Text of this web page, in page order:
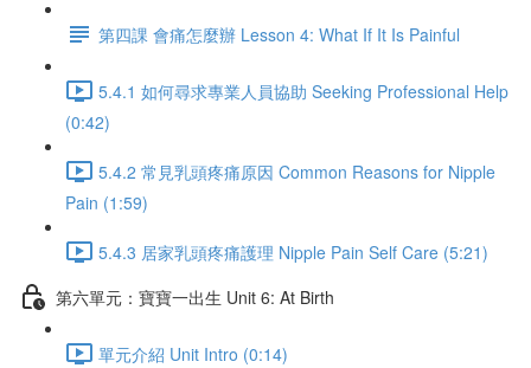
第四課 會痛怎麼辦 Lesson 4: What If It Is Painful
5.4.1 如何尋求專業人員協助 Seeking Professional Help
(0:42)
5.4.2 常見乳頭疼痛原因 Common Reasons for Nipple
Pain (1:59)
5.4.3 居家乳頭疼痛護理 Nipple Pain Self Care (5:21)
第六單元：寶寶一出生 Unit 6: At Birth
單元介紹 Unit Intro (0:14)